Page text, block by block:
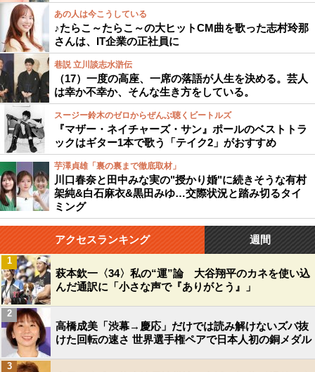
あの人は今こうしている
♪たらこ～たらこ～の大ヒットCM曲を歌った志村玲那
さんは、IT企業の正社員に
巷説 立川談志水滸伝
（17）一度の高座、一席の落語が人生を決める。芸人
は幸か不幸か、そんな生き方をしている。
スージー鈴木のゼロからぜんぶ聴くビートルズ
『マザー・ネイチャーズ・サン』ポールのベストトラ
ックはギター1本で歌う「テイク2」がおすすめ
芋澤貞雄「裏の裏まで徹底取材」
川口春奈と田中みな実の"授かり婚"に続きそうな有村
架純&白石麻衣&黒田みゆ…交際状況と踏み切るタイ
ミング
アクセスランキング 週間
萩本欽一〈34〉私の“運”論 大谷翔平のカネを使い込
んだ通訳に「小さな声で『ありがとう』」
1
高橋成美「渋幕→慶応」だけでは読み解けないズバ抜
けた回転の速さ 世界選手権ペアで日本人初の銅メダル
2
3